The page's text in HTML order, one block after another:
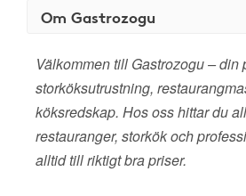
Om Gastrozogu
Välkommen till Gastrozogu – din
storköksutrustning,
köksredskap. Hos oss hittar du
restauranger, storkök och
alltid till riktigt bra priser.